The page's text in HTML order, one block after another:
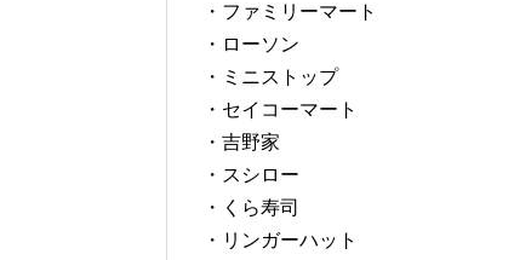
・ファミリーマート
・ローソン
・ミニストップ
・セイコーマート
・吉野家
・スシロー
・くら寿司
・リンガーハット